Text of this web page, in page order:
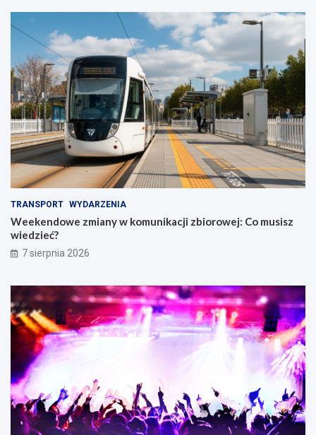
TRANSPORT WYDARZENIA
Weekendowe zmiany w komunikacji zbiorowej: Co musisz
wiedzieć?
7 sierpnia 2026